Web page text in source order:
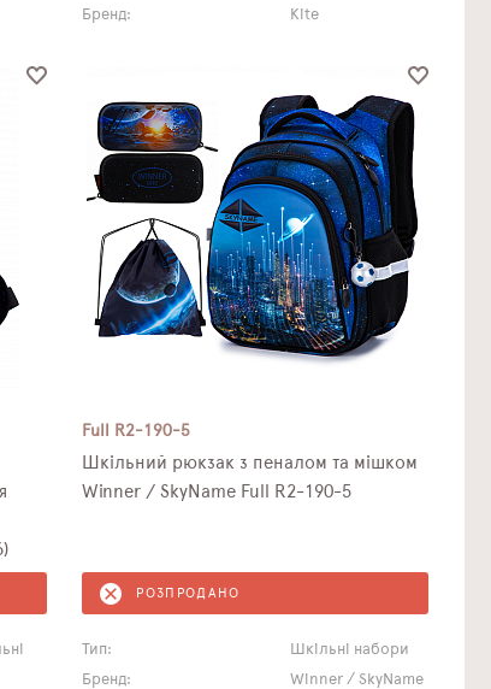
Бренд:
Kite
Full R2-190-5
Шкільний рюкзак з пеналом та мішком
Winner / SkyName Full R2-190-5
РОЗПРОДАНО
Тип:
Шкільні набори
Бренд:
Winner / SkyName